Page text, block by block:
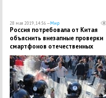
28 мая 2019, 14:56 —Мир
Россия потребовала от Китая
объяснить внезапные проверки
смартфонов отечественных
туристов